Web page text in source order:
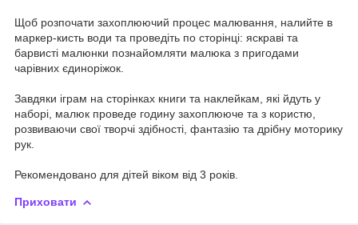
Щоб розпочати захоплюючий процес малювання, налийте в
маркер-кисть води та проведіть по сторінці: яскраві та
барвисті малюнки познайомляти малюка з пригодами
чарівних єдиноріжок.
Завдяки іграм на сторінках книги та наклейкам, які йдуть у
наборі, малюк проведе годину захоплююче та з користю,
розвиваючи свої творчі здібності, фантазію та дрібну моторику
рук.
Рекомендовано для дітей віком від 3 років.
Приховати